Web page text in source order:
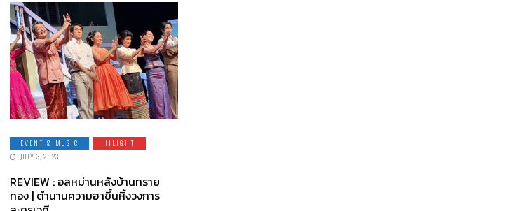
EVENT & MUSIC
HILIGHT
JULY 3, 2023
REVIEW : อลหม่านหลังบ้านทราย
ทอง | ตำนานความฮาขึ้นหิ้งวงการ